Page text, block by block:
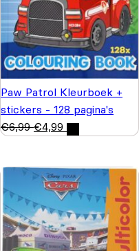
Paw Patrol Kleurboek +
stickers - 128 pagina's
€6,99 €4,99